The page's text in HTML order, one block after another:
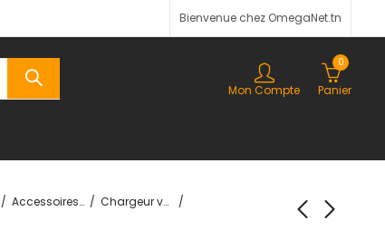
Bienvenue chez OmegaNet.tn
Mon Compte
0
Panier
Accessoires voiture
Chargeur voiture